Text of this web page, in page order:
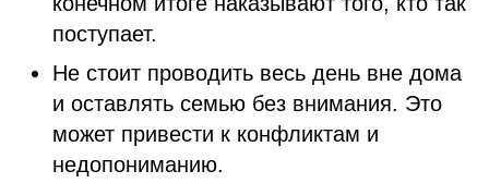
поступает.
Не стоит проводить весь день вне дома
и оставлять семью без внимания. Это
может привести к конфликтам и
недопониманию.